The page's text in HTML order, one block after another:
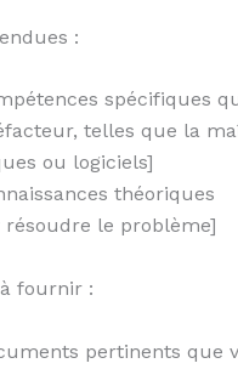
:
spécifiques
telles que la
ou logiciels]
théoriques
résoudre le problème]
fournir :
pertinents que